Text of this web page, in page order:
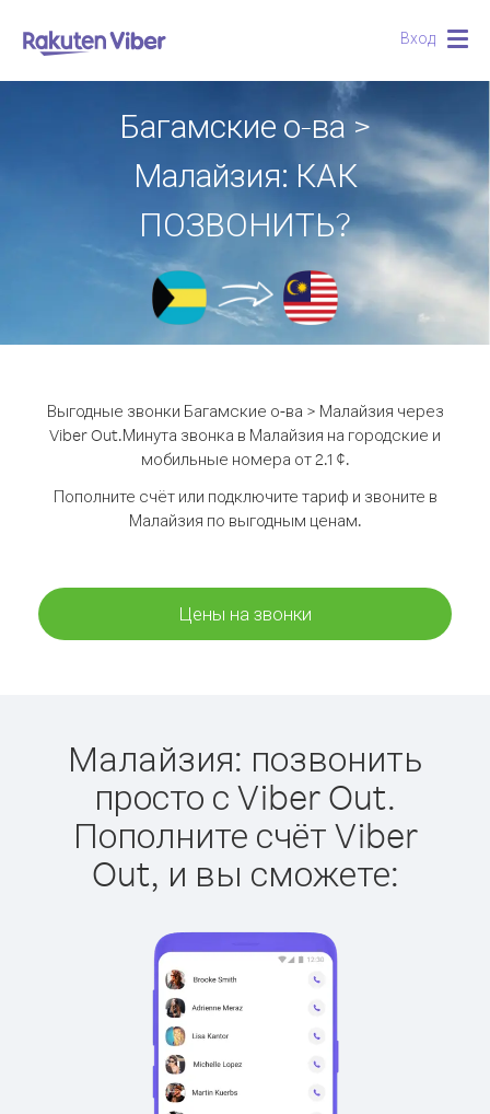
Вход
Багамские о-ва >
Малайзия: КАК
ПОЗВОНИТЬ?
Выгодные звонки Багамские о-ва > Малайзия через
Viber Out.Минута звонка в Малайзия на городские и
мобильные номера от 2.1 ¢.
Пополните счёт или подключите тариф и звоните в
Малайзия по выгодным ценам.
Цены на звонки
Малайзия: позвонить
просто с Viber Out.
Пополните счёт Viber
Out, и вы сможете: